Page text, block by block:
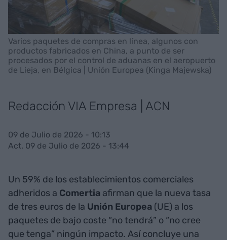
Varios paquetes de compras en línea, algunos con
productos fabricados en China, a punto de ser
procesados por el control de aduanas en el aeropuerto
de Lieja, en Bélgica | Unión Europea (Kinga Majewska)
Redacción VIA Empresa | ACN
09 de Julio de 2026 - 10:13
Act. 09 de Julio de 2026 - 13:44
Un 59% de los establecimientos comerciales
adheridos a Comertia afirman que la nueva tasa
de tres euros de la Unión Europea (UE) a los
paquetes de bajo coste “no tendrá” o “no cree
que tenga” ningún impacto. Así concluye una